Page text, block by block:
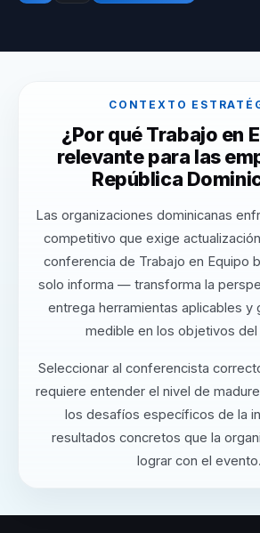
CONTEXTO
¿Por qué Trabajo en
relevante para las
República
Las organizaciones dominicanas
competitivo que exige
conferencia de Trabajo en Equipo
solo informa — transforma la
entrega herramientas aplicables y
medible en los objetivos del
Seleccionar al conferencista
requiere entender el nivel de
los desafíos específicos de la
resultados concretos que la
lograr con el evento.